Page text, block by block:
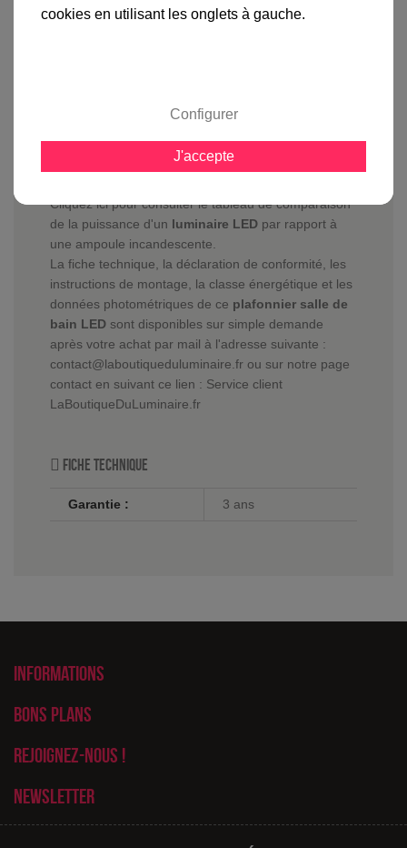
En savoir plus sur :Plafonnier LED Massa 350
dans le noir car l'ampoule a grillé, avec les
heures tout ça est derrière vous sans compter les
économies d'électricité.
Cliquez ici pour consulter le tableau de comparaison
de la puissance d'un luminaire LED par rapport à
une ampoule incandescente.
La fiche technique, la déclaration de conformité, les
instructions de montage, la classe énergétique et les
données photométriques de ce plafonnier salle de
bain LED sont disponibles sur simple demande
après votre achat par mail à l'adresse suivante :
contact@laboutiqueduluminaire.fr ou sur notre page
contact en suivant ce lien : Service client
LaBoutiqueDuLuminaire.fr
Fiche technique
Garantie : 3 ans
Informations
Bons plans
Rejoignez-nous !
Newsletter
cookies en utilisant les onglets à gauche.
Configurer
J'accepte